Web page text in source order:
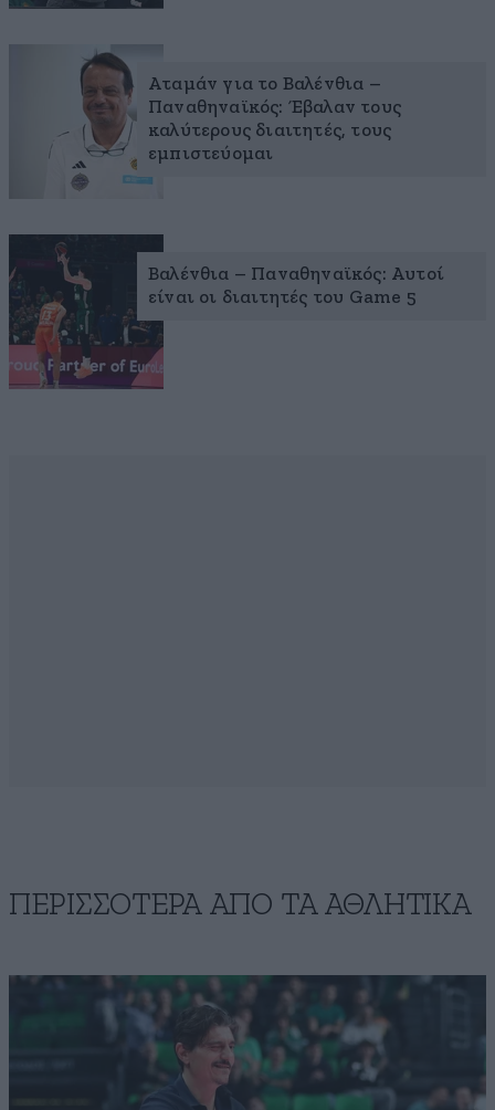
Αταμάν για το Βαλένθια –
Παναθηναϊκός: Έβαλαν τους
καλύτερους διαιτητές, τους
εμπιστεύομαι
Βαλένθια – Παναθηναϊκός: Αυτοί
είναι οι διαιτητές του Game 5
ΠΕΡΙΣΣΟΤΕΡΑ ΑΠΟ ΤA ΑΘΛΗΤΙΚΑ